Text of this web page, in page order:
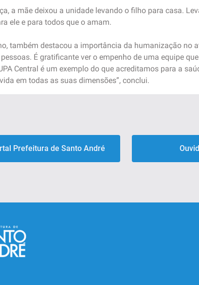
a mãe deixou a unidade levando o filho para casa.
ele e para todos que o amam.
também destacou a importância da humanização no
É gratificante ver o empenho de uma equipe
Central é um exemplo do que acreditamos para a
em todas as suas dimensões”, conclui.
Prefeitura de Santo André